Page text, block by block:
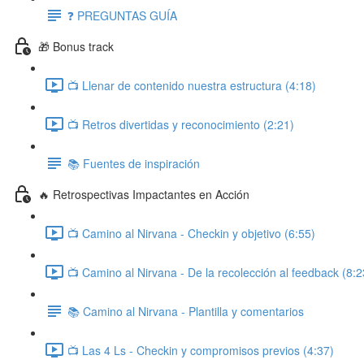
❓ PREGUNTAS GUÍA
🎁 Bonus track
📺 Llenar de contenido nuestra estructura (4:18)
📺 Retros divertidas y reconocimiento (2:21)
📚 Fuentes de inspiración
🔥 Retrospectivas Impactantes en Acción
📺 Camino al Nirvana - Checkin y objetivo (6:55)
📺 Camino al Nirvana - De la recolección al feedback
📚 Camino al Nirvana - Plantilla y comentarios
📺 Las 4 Ls - Checkin y compromisos previos (4:37)